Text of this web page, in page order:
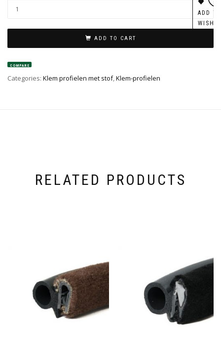
ADD TO CART
ADD
COMPARE
Categories: Klem profielen met stof,Klem-profielen
RELATED PRODUCTS